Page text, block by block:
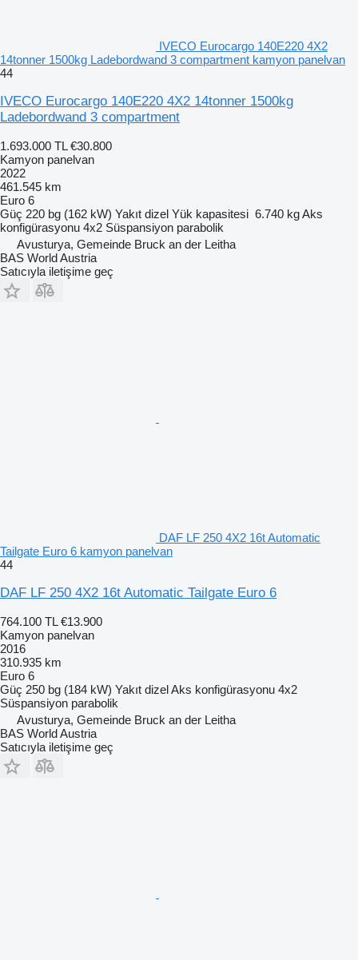
IVECO Eurocargo 140E220 4X2
14tonner 1500kg Ladebordwand 3 compartment kamyon panelvan
44
IVECO Eurocargo 140E220 4X2 14tonner 1500kg
Ladebordwand 3 compartment
1.693.000 TL €30.800
Kamyon panelvan
2022
461.545 km
Euro 6
Güç 220 bg (162 kW) Yakıt dizel Yük kapasitesi 6.740 kgAks
konfigürasyonu 4x2 Süspansiyon parabolik
Avusturya, Gemeinde Bruck an der Leitha
BAS World Austria
Satıcıyla iletişime geç
DAF LF 250 4X2 16t Automatic
Tailgate Euro 6 kamyon panelvan
44
DAF LF 250 4X2 16t Automatic Tailgate Euro 6
764.100 TL €13.900
Kamyon panelvan
2016
310.935 km
Euro 6
Güç 250 bg (184 kW) Yakıt dizelAks konfigürasyonu 4x2
Süspansiyon parabolik
Avusturya, Gemeinde Bruck an der Leitha
BAS World Austria
Satıcıyla iletişime geç